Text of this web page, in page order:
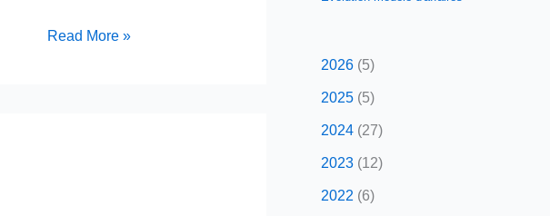
Read More »
2026 (5)
2025 (5)
2024 (27)
2023 (12)
2022 (6)